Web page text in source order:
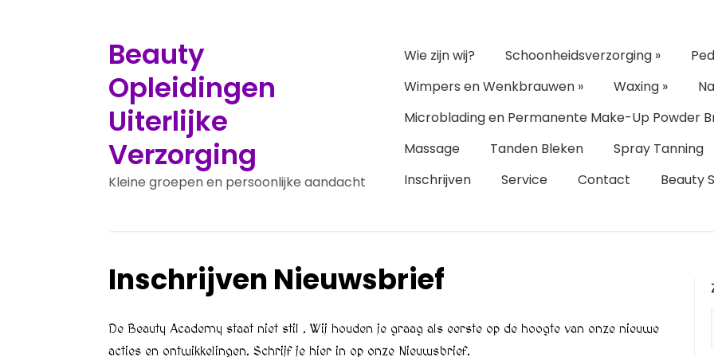
Beauty
Opleidingen
Uiterlijke
Verzorging
Kleine groepen en persoonlijke aandacht
Wie zijn wij? Schoonheidsverzorging»
Wimpers en Wenkbrauwen» Waxing»
Microblading en Permanente Make-Up Powder
Massage
Tanden Bleken
Spray Tanning
Inschrijven
Service Contact Beauty
Inschrijven Nieuwsbrief
De Beauty Academy staat niet stil . Wij houden je graag als eerste op de hoogte van onze nieuwe
acties en ontwikkelingen. Schrijf je hier in op onze Nieuwsbrief.